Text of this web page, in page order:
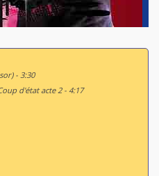
- 3:30
d'état acte 2 - 4:17